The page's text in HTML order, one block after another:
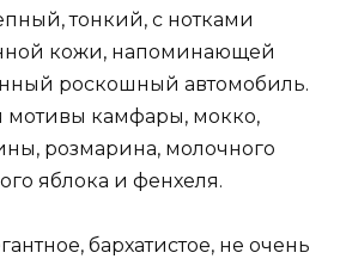
тонкий, с нотками
кожи, напоминающей
роскошный автомобиль.
мотивы камфары, мокко,
розмарина, молочного
яблока и фенхеля.
бархатистое, не очень